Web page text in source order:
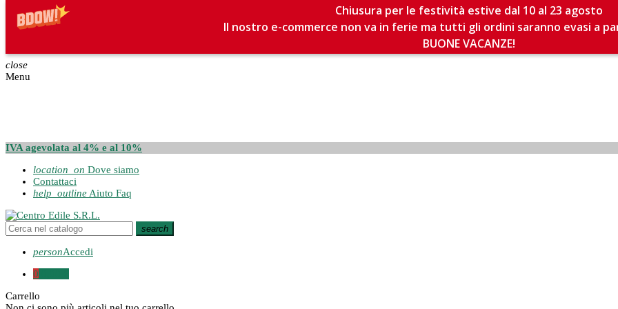
Chiusura per le festività estive dal 10 al 23 agosto
Il nostro e-commerce non va in ferie ma tutti gli ordini saranno evasi a
BUONE VACANZE!
close
Menu
IVA agevolata al 4% e al 10%
location_on Dove siamo
Contattaci
help_outline Aiuto Faq
search
personAccedi
0
Carrello